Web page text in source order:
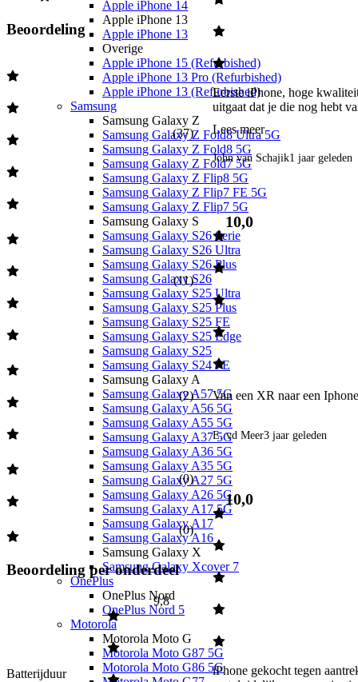
Apple iPhone 14
Apple iPhone 13
Apple iPhone 13
Overige
Apple iPhone 15 (Refurbished)
Apple iPhone 13 Pro (Refurbished)
Apple iPhone 13 (Refurbished)
Samsung
Samsung Galaxy Z
Samsung Galaxy Z Fold8 Ultra 5G
Samsung Galaxy Z Fold8 5G
Samsung Galaxy Z Fold7 5G
Samsung Galaxy Z Flip8 5G
Samsung Galaxy Z Flip7 FE 5G
Samsung Galaxy Z Flip7 5G
Samsung Galaxy S
Samsung Galaxy S26 Serie
Samsung Galaxy S26 Ultra
Samsung Galaxy S26 Plus
Samsung Galaxy S26
Samsung Galaxy S25 Ultra
Samsung Galaxy S25 Plus
Samsung Galaxy S25 FE
Samsung Galaxy S25 Edge
Samsung Galaxy S25
Samsung Galaxy S24 FE
Samsung Galaxy A
Samsung Galaxy A57 5G
Samsung Galaxy A56 5G
Samsung Galaxy A55 5G
Samsung Galaxy A37 5G
Samsung Galaxy A36 5G
Samsung Galaxy A35 5G
Samsung Galaxy A27 5G
Samsung Galaxy A26 5G
Samsung Galaxy A17 5G
Samsung Galaxy A17
Samsung Galaxy A16
Samsung Galaxy X
Samsung Galaxy Xcover 7
OnePlus
OnePlus Nord
OnePlus Nord 5
Motorola
Motorola Moto G
Motorola Moto G87 5G
Motorola Moto G86 5G
Beoordeling
(37)
(11)
(2)
(0)
(0)
Beoordeling per onderdeel
Batterijduur
9,8
Eerste iPhone, hoge
uitgaat dat je die nog hebt
Lees meer
John van Schajik1 jaar geleden
10,0
Van een XR naar een
E. vd Meer3 jaar geleden
10,0
iPhone gekocht tegen